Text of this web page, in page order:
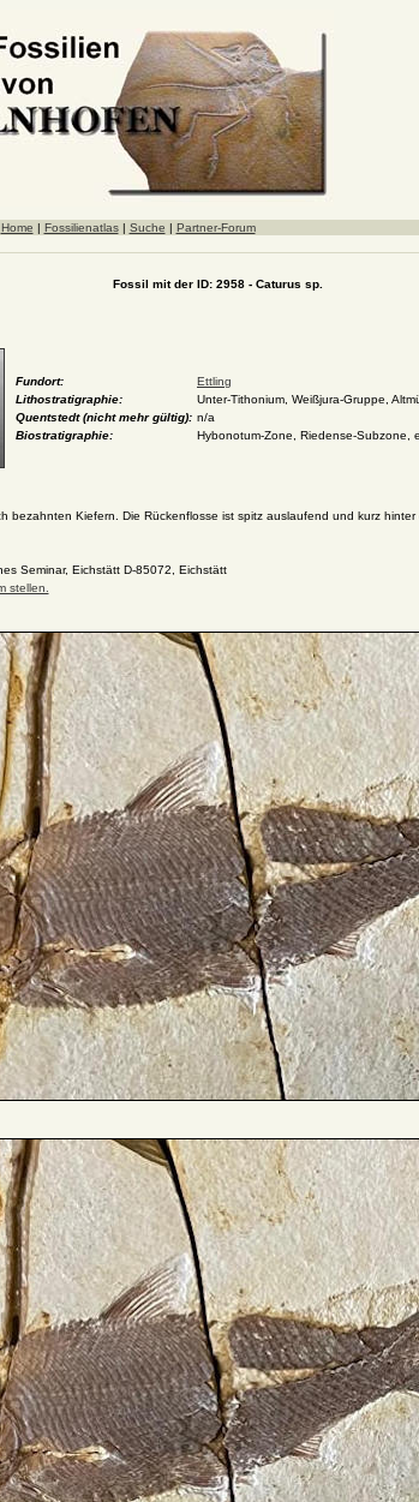
Home | Fossilienatlas| Suche | Partner-Forum
Fossil mit der ID: 2958 - Caturus sp.
Fundort:
Ettling
Lithostratigraphie:
Unter-Tithonium, Weißjura-Gruppe,
Quentstedt (nicht mehr gültig): n/a
Biostratigraphie:
Hybonotum-Zone, Riedense-Subzone,
bezahnten Kiefern. Die Rückenflosse ist spitz auslaufend und kurz
Seminar, Eichstätt D-85072, Eichstätt
stellen.